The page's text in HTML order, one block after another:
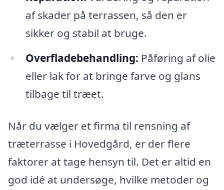
af skader på terrassen, så den er
sikker og stabil at bruge.
Overfladebehandling: Påføring af olie
eller lak for at bringe farve og glans
tilbage til træet.
Når du vælger et firma til rensning af
træterrasse i Hovedgård, er der flere
faktorer at tage hensyn til. Det er altid en
god idé at undersøge, hvilke metoder og